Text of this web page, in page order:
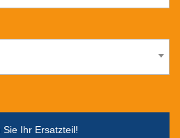
Sie Ihr Ersatzteil!